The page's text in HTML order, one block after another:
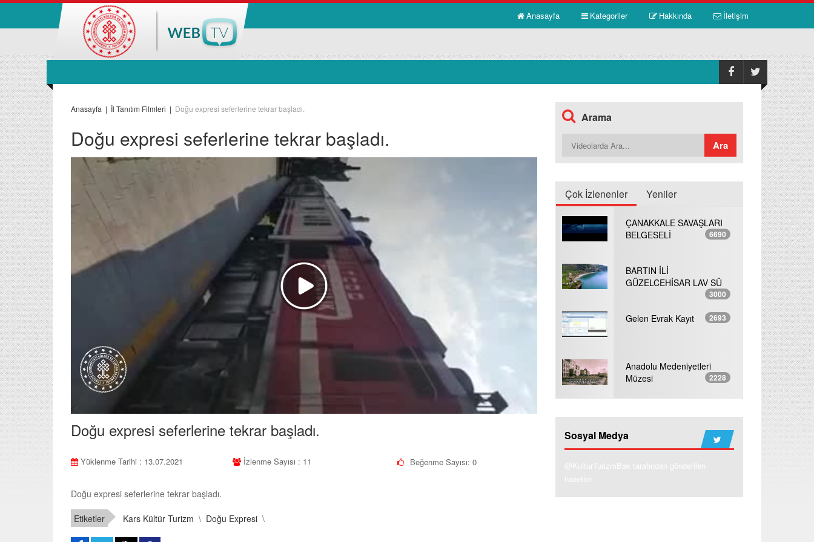
İletişim
Hakkında
Kategoriler
Anasayfa
Anasayfa | İl Tanıtım Filmleri | Doğu expresi seferlerine tekrar başladı.
Doğu expresi seferlerine tekrar başladı.
Doğu expresi seferlerine tekrar başladı.
Yüklenme Tarihi : 13.07.2021 İzlenme Sayısı : 11 Beğenme Sayısı:0
Doğu expresi seferlerine tekrar başladı.
Etiketler Kars Kültür Turizm \ Doğu Expresi \
Arama
Çok İzlenenler Yeniler
ÇANAKKALE SAVAŞLARI
BELGESELİ
6690
BARTIN İLİ
GÜZELCEHİSAR LAV SÜ
3000
Gelen Evrak Kayıt 2693
Anadolu Medeniyetleri
Müzesi
2228
Sosyal Medya
@KulturTurizmBak tarafından gönderilen
tweetler